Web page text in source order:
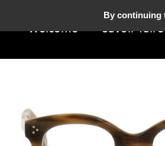
Welcome Savoir-faire
By continuing